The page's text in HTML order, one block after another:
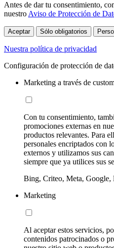
Antes de dar tu consentimiento,
nuestro Aviso de Protección de
Aceptar Sólo obligatorios
Nuestra política de privacidad
Configuración de protección de
Marketing a través de
Con tu consentimiento,
promociones externas en
productos relevantes. Para
personales encriptados con
externos y utilizamos sus
siempre que ya utilices sus
Bing, Criteo, Meta,
Marketing
Al aceptar estos servicios,
contenidos patrocinados o